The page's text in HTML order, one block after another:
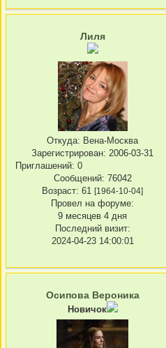
Лиля
Откуда: Вена-Москва
Зарегистрирован: 2006-03-31
Приглашений: 0
Сообщений: 76042
Возраст: 61 [1964-10-04]
Провел на форуме:
9 месяцев 4 дня
Последний визит:
2024-04-23 14:00:01
Осипова Вероника
Новичок